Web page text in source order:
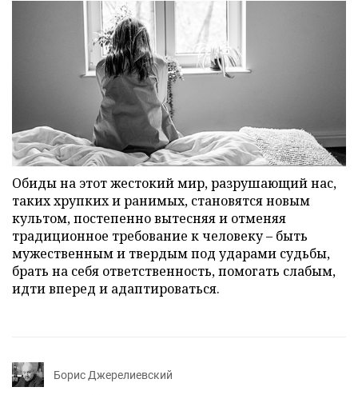
Обиды на этот жестокий мир, разрушающий нас,
таких хрупких и ранимых, становятся новым
культом, постепенно вытесняя и отменяя
традиционное требование к человеку – быть
мужественным и твердым под ударами судьбы,
брать на себя ответственность, помогать слабым,
идти вперед и адаптироваться.
Борис Джерелиевский